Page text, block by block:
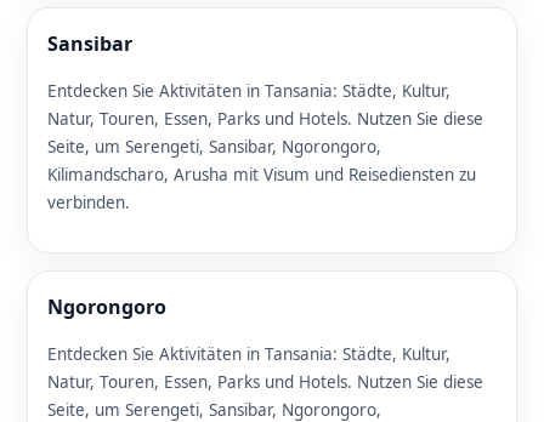
Sansibar
Entdecken Sie Aktivitäten in Tansania: Städte, Kultur,
Natur, Touren, Essen, Parks und Hotels. Nutzen Sie diese
Seite, um Serengeti, Sansibar, Ngorongoro,
Kilimandscharo, Arusha mit Visum und Reisediensten zu
verbinden.
Ngorongoro
Entdecken Sie Aktivitäten in Tansania: Städte, Kultur,
Natur, Touren, Essen, Parks und Hotels. Nutzen Sie diese
Seite, um Serengeti, Sansibar, Ngorongoro,